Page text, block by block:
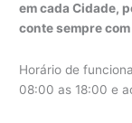
em cada Cidade,
conte sempre com
Horário de
08:00 as 18:00 e